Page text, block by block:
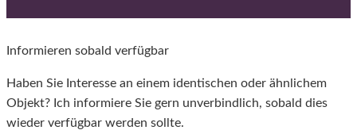
Informieren sobald verfügbar
Haben Sie Interesse an einem identischen oder ähnlichem
Objekt? Ich informiere Sie gern unverbindlich, sobald dies
wieder verfügbar werden sollte.